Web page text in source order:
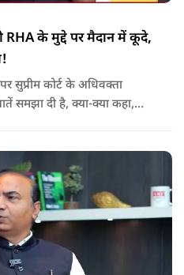
के मुद्दे पर मैदान में कूदे,
कोर्ट के अधिवक्ता
समझा दी है, क्या-क्या कहा,